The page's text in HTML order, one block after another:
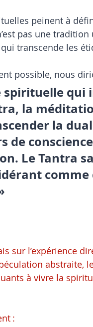
peinent à
pas une
transcende les
possible, nous
spirituelle qui
la
la
de
Le Tantra
comme
sur l’expérience
abstraite,
à vivre la
: